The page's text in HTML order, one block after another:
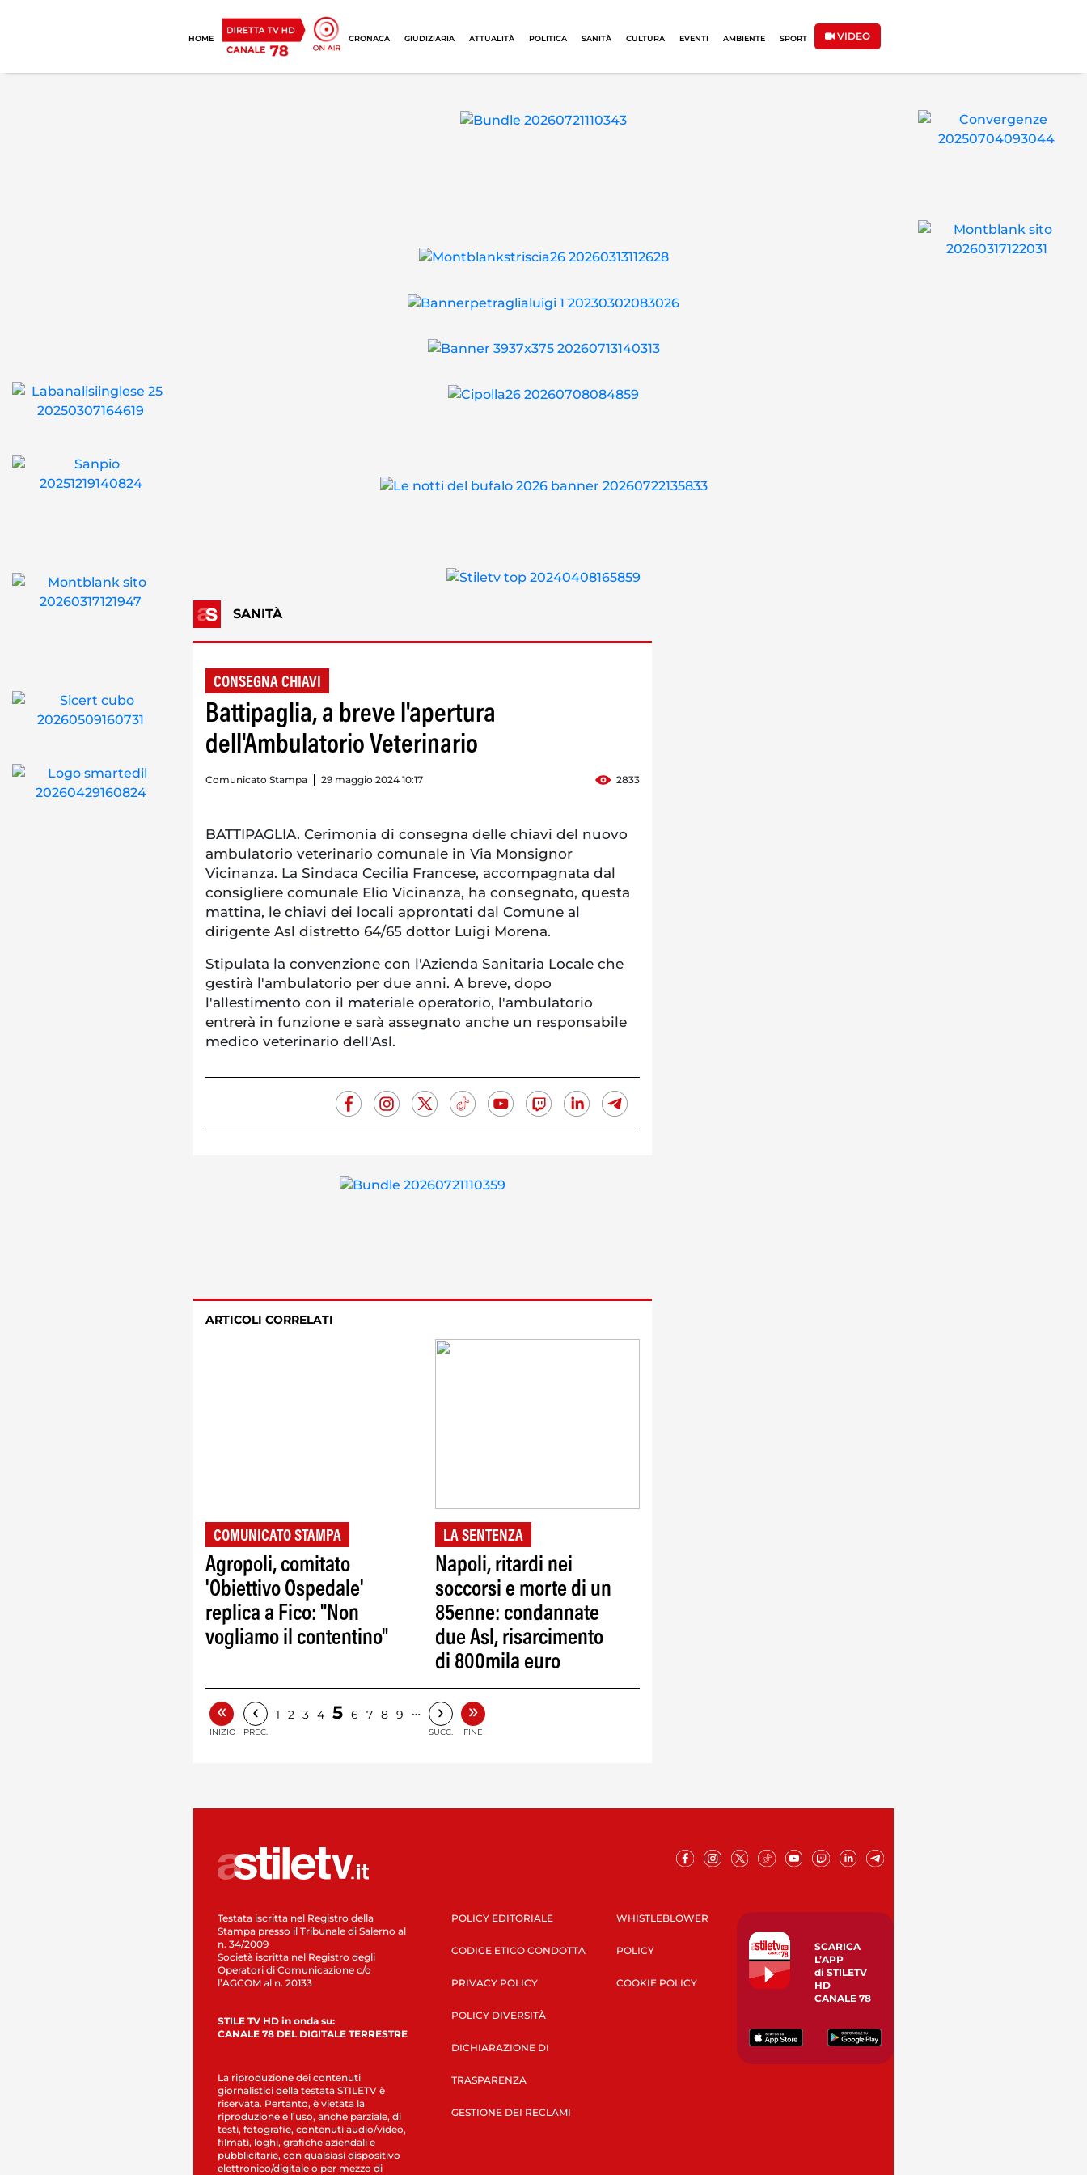
HOME CRONACA GIUDIZIARIA ATTUALITÀ POLITICA SANITÀ CULTURA EVENTI AMBIENTE SPORT VIDEO
SANITÀ
CONSEGNA CHIAVI
Battipaglia, a breve l'apertura
dell'Ambulatorio Veterinario
Comunicato Stampa 29 maggio 2024 10:17 2833
BATTIPAGLIA. Cerimonia di consegna delle chiavi del nuovo
ambulatorio veterinario comunale in Via Monsignor
Vicinanza. La Sindaca Cecilia Francese, accompagnata dal
consigliere comunale Elio Vicinanza, ha consegnato, questa
mattina, le chiavi dei locali approntati dal Comune al
dirigente Asl distretto 64/65 dottor Luigi Morena.
Stipulata la convenzione con l'Azienda Sanitaria Locale che
gestirà l'ambulatorio per due anni. A breve, dopo
l'allestimento con il materiale operatorio, l'ambulatorio
entrerà in funzione e sarà assegnato anche un responsabile
medico veterinario dell'Asl.
ARTICOLI CORRELATI
COMUNICATO STAMPA
Agropoli, comitato
'Obiettivo Ospedale'
replica a Fico: "Non
vogliamo il contentino"
LA SENTENZA
Napoli, ritardi nei
soccorsi e morte di un
85enne: condannate
due Asl, risarcimento
di 800mila euro
«
INIZIO
‹
PREC.
1 2 3 4 5 6 7 8 9 … ›
SUCC.
»
FINE
Testata iscritta nel Registro della
Stampa presso il Tribunale di Salerno al
n. 34/2009
Società iscritta nel Registro degli
Operatori di Comunicazione c/o
l’AGCOM al n. 20133
STILE TV HD in onda su:
CANALE 78 DEL DIGITALE TERRESTRE
La riproduzione dei contenuti
giornalistici della testata STILETV è
riservata. Pertanto, è vietata la
riproduzione e l’uso, anche parziale, di
testi, fotografie, contenuti audio/video,
filmati, loghi, grafiche aziendali e
pubblicitarie, con qualsiasi dispositivo
elettronico/digitale o per mezzo di
POLICY EDITORIALE
CODICE ETICO CONDOTTA
PRIVACY POLICY
POLICY DIVERSITÀ
DICHIARAZIONE DI
TRASPARENZA
GESTIONE DEI RECLAMI
WHISTLEBLOWER
POLICY
COOKIE POLICY
SCARICA
L’APP
di STILETV
HD
CANALE 78